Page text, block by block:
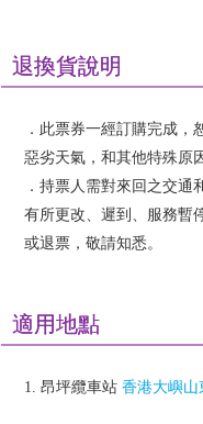
退換貨說明
．此票券一經訂購完成，
惡劣天氣，和其他特殊原
．持票人需對來回之交通
有所更改、遲到、服務暫
或退票，敬請知悉。
適用地點
1. 昂坪纜車站 香港大嶼山